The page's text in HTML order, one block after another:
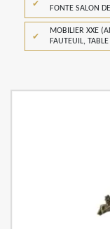
FONTE SALON
MOBILIER XXE
FAUTEUIL,